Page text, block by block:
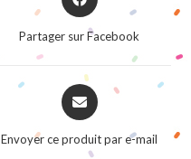
in
Partager sur Facebook
Opens
in
new
Envoyer ce produit par e-mail